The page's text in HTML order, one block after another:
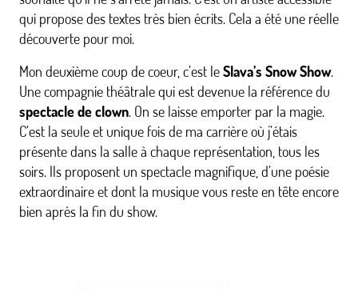
qui propose des textes très bien écrits. Cela a été une réelle
découverte pour moi.
Mon deuxième coup de coeur, c’est leSlava’s Snow Show.
Une compagnie théâtrale qui est devenue la référence du
spectacle de clown. On se laisse emporter par la magie.
C’est la seule et unique fois de ma carrière où j’étais
présente dans la salle à chaque représentation, tous les
soirs. Ils proposent un spectacle magnifique, d’une poésie
extraordinaire et dont la musique vous reste en tête encore
bien après la fin du show.